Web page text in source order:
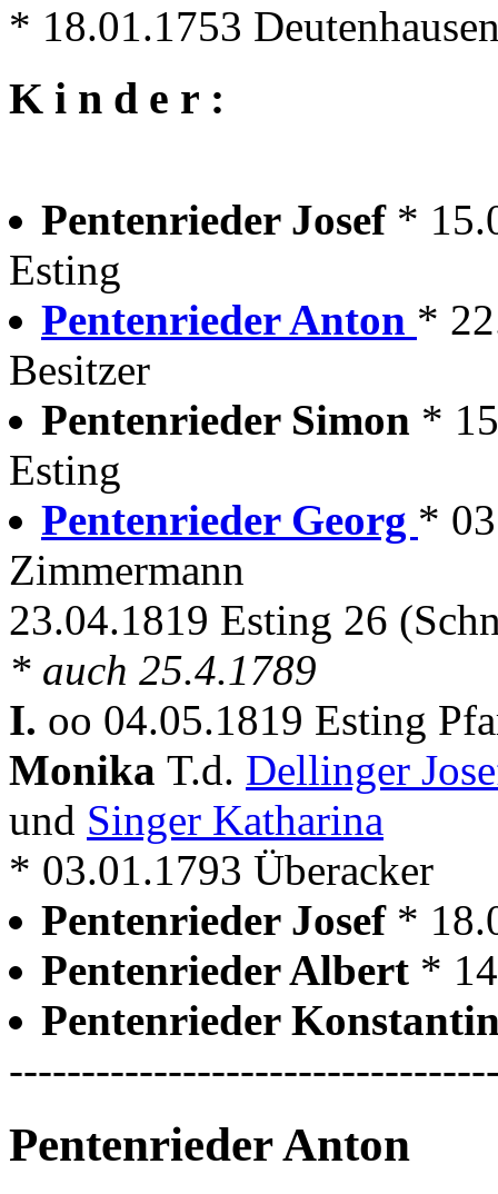
* 18.01.1753
K i n d e r :
Pentenrieder Josef *
Esting
Pentenrieder Anton *
Besitzer
Pentenrieder Simon *
Esting
Pentenrieder Georg *
Zimmermann
23.04.1819 Esting 26
* auch 25.4.1789
I. oo 04.05.1819 Esting
Monika T.d. Dellinger
und Singer Katharina
* 03.01.1793 Überacker
Pentenrieder Josef *
Pentenrieder Albert *
Pentenrieder
Pentenrieder Anton